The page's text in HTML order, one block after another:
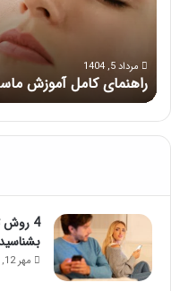
ژل مرداد 5, 1404
راهنمای کامل آموزش
4
مهر 12, 1401